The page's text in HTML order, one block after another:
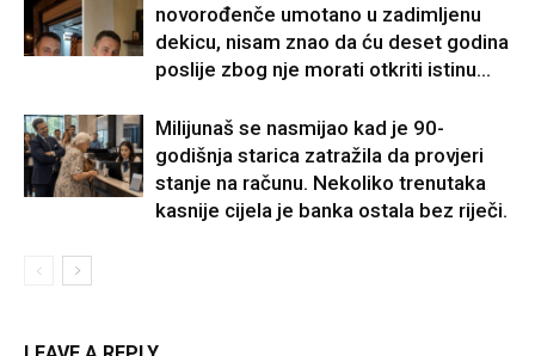
novorođenče umotano u zadimljenu
dekicu, nisam znao da ću deset godina
poslije zbog nje morati otkriti istinu...
Milijunaš se nasmijao kad je 90-
godišnja starica zatražila da provjeri
stanje na računu. Nekoliko trenutaka
kasnije cijela je banka ostala bez riječi.